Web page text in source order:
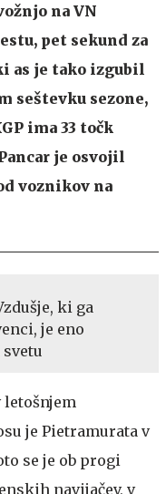
na VN
pet sekund za
as je tako izgubil
seštevku sezone,
ima 33 točk
je osvojil
voznikov na
ki ga
je eno
letošnjem
je Pietramurata v
se je ob progi
navijačev, v